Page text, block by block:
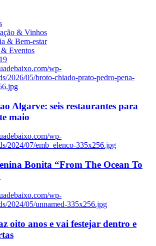
& Vinhos
& Bem-estar
Eventos
wp-
2026/05/broto-chiado-prato-pedro-pena-
Algarve: seis restaurantes para
maio
wp-
2024/07/emb_elenco-335x256.jpg
Bonita “From The Ocean To
wp-
2024/05/unnamed-335x256.jpg
oito anos e vai festejar dentro e